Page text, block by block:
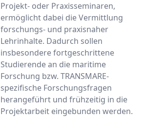
Projekt- oder Praxisseminaren,
ermöglicht dabei die Vermittlung
forschungs- und praxisnaher
Lehrinhalte. Dadurch sollen
insbesondere fortgeschrittene
Studierende an die maritime
Forschung bzw. TRANSMARE-
spezifische Forschungsfragen
herangeführt und frühzeitig in die
Projektarbeit eingebunden werden.